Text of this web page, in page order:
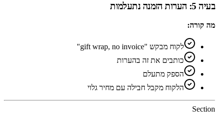
בעיה 5: הערות הזמנה נתעלמות
מה קורה:
לקוח מבקש "gift wrap, no invoice"
כותבים את זה בהערות
הספק מתעלם
הלקוח מקבל חבילה עם מחיר גלוי
Section